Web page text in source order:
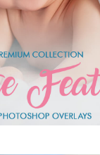
Please select
#25